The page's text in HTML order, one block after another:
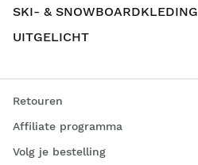
SKI- & SNOWBOARDKLEDING
UITGELICHT
Retouren
Affiliate programma
Volg je bestelling